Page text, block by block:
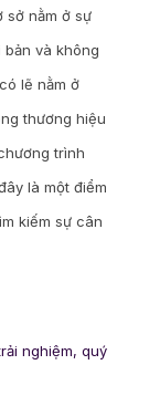
sở nằm ở sự
và không
lẽ nằm ở
thương hiệu
trình
là một điểm
kiếm sự cân
nghiệm, quý